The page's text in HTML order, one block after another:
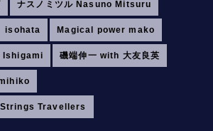
ナスノミツル Nasuno Mitsuru
Magical power mako
磯端伸一 with 大友良英
Travellers